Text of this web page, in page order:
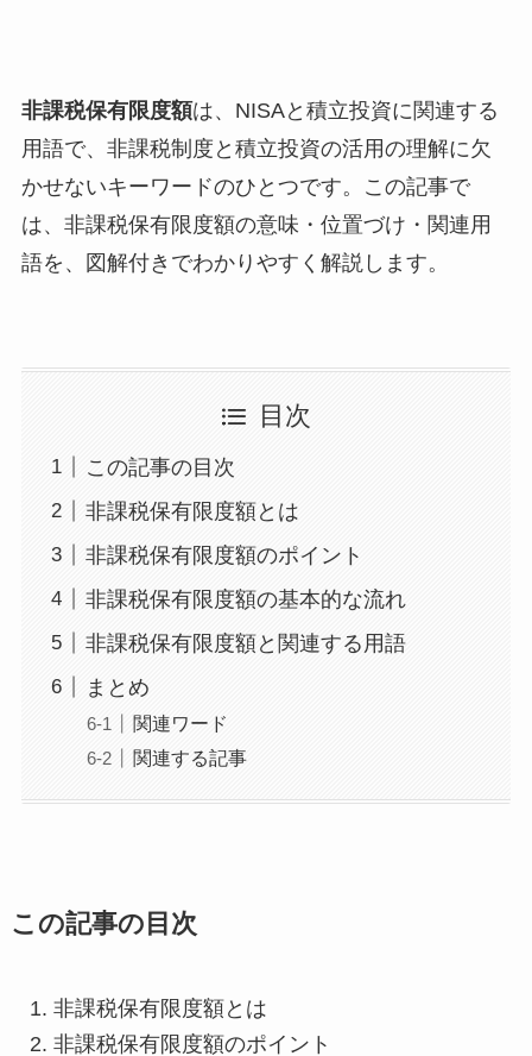
非課税保有限度額は、NISAと積立投資に関連する
用語で、非課税制度と積立投資の活用の理解に欠
かせないキーワードのひとつです。この記事で
は、非課税保有限度額の意味・位置づけ・関連用
語を、図解付きでわかりやすく解説します。
目次
この記事の目次
非課税保有限度額とは
非課税保有限度額のポイント
非課税保有限度額の基本的な流れ
非課税保有限度額と関連する用語
まとめ
関連ワード
関連する記事
この記事の目次
非課税保有限度額とは
非課税保有限度額のポイント